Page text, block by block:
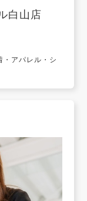
白山店
・アパレル・シ